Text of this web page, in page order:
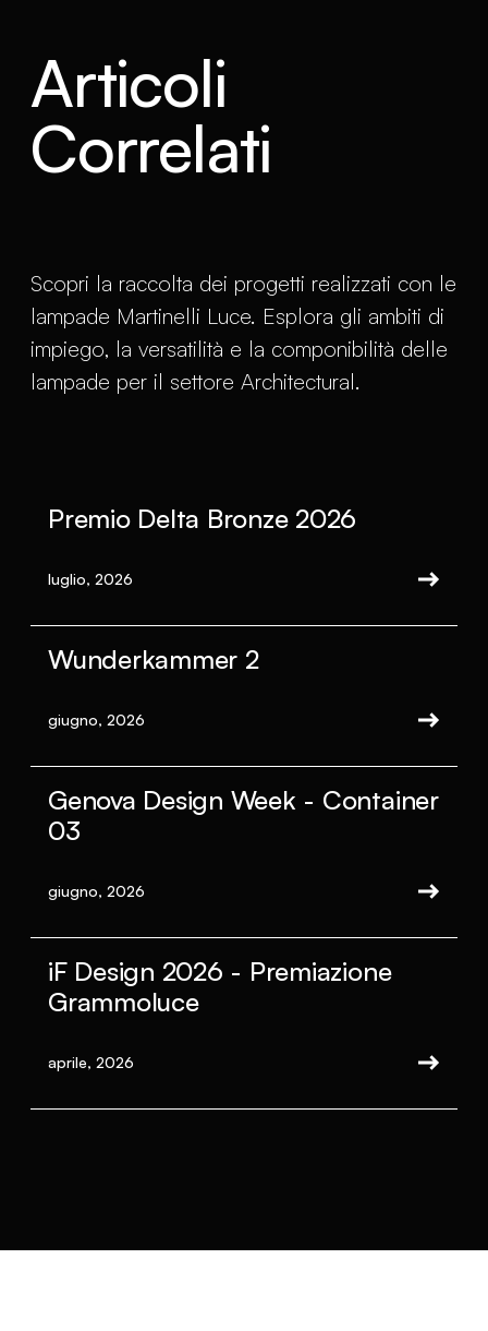
Articoli
Correlati
Scopri la raccolta dei progetti realizzati con le
lampade Martinelli Luce. Esplora gli ambiti di
impiego, la versatilità e la componibilità delle
lampade per il settore Architectural.
Premio Delta Bronze 2026
luglio, 2026
Wunderkammer 2
giugno, 2026
Genova Design Week - Container
03
giugno, 2026
iF Design 2026 - Premiazione
Grammoluce
aprile, 2026